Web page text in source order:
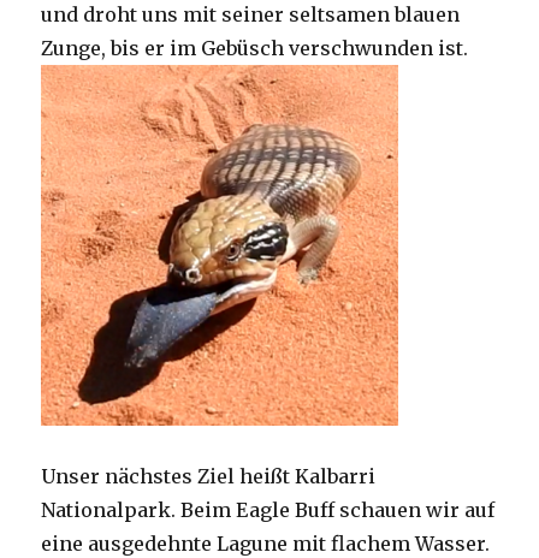
und droht uns mit seiner seltsamen blauen
Zunge, bis er im Gebüsch verschwunden ist.
Unser nächstes Ziel heißt Kalbarri
Nationalpark. Beim Eagle Buff schauen wir auf
eine ausgedehnte Lagune mit flachem Wasser.